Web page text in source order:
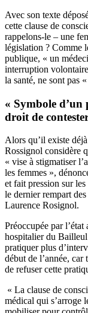
Avec son texte
cette clause de
rappelons-le – une
législation ? Comme
publique, « un
interruption
la santé, ne sont pas
« Symbole d’un
droit de
Alors qu’il existe déjà
Rossignol considère
« vise à stigmatiser
les femmes »,
et fait pression sur
le dernier rempart
Laurence Rosignol.
Préoccupée par
hospitalier du
pratiquer plus
début de l’année,
de refuser cette
« La clause de
médical qui s’arroge